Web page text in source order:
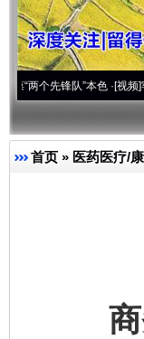
锋队”本色·[视频]牢记初心使
首页 » 医药医疗/
商务